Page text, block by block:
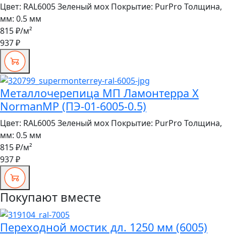
Цвет: RAL6005 Зеленый мох Покрытие: PurPro Толщина,
мм: 0.5 мм
815 ₽/м²
937 ₽
Металлочерепица МП Ламонтерра X
NormanMP (ПЭ-01-6005-0.5)
Цвет: RAL6005 Зеленый мох Покрытие: PurPro Толщина,
мм: 0.5 мм
815 ₽/м²
937 ₽
Покупают вместе
Переходной мостик дл. 1250 мм (6005)